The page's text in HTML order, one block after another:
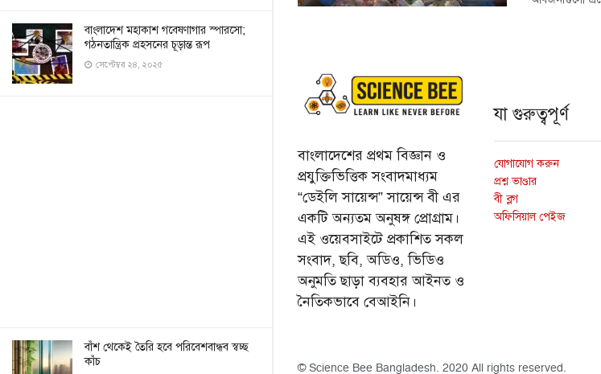
বাংলাদেশ মহাকাশ গবেষণাগার স্পারসো;
গঠনতান্ত্রিক প্রহসনের চূড়ান্ত রূপ
সেপ্টেম্বর ২৪, ২০২৫
বাঁশ থেকেই তৈরি হবে পরিবেশবান্ধব স্বচ্ছ
কাঁচ
বাংলাদেশের প্রথম বিজ্ঞান ও
প্রযুক্তিভিত্তিক সংবাদমাধ্যম
“ডেইলি সায়েন্স” সায়েন্স বী এর
একটি অন্যতম অনুষঙ্গ প্রোগ্রাম।
এই ওয়েবসাইটে প্রকাশিত সকল
সংবাদ, ছবি, অডিও, ভিডিও
অনুমতি ছাড়া ব্যবহার আইনত ও
নৈতিকভাবে বেআইনি।
যা গুরুত্বপূর্ণ
যোগাযোগ করুন
প্রশ্ন ভাণ্ডার
বী ব্লগ
অফিসিয়াল পেইজ
© Science Bee Bangladesh. 2020 All rights reserved.